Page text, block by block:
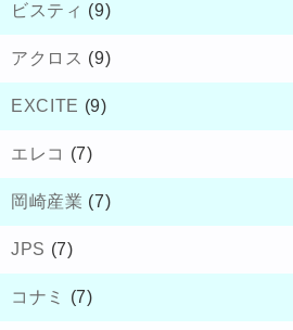
ビスティ (9)
アクロス (9)
EXCITE (9)
エレコ (7)
岡崎産業 (7)
JPS (7)
コナミ (7)